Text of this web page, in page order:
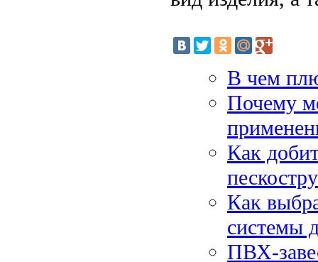
В чем
Почему
Как
Как
системы
ПВХ-